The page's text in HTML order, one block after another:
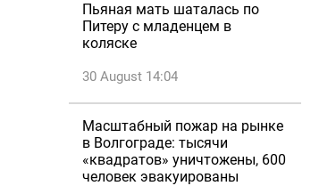
Пьяная мать шаталась по
Питеру с младенцем в
коляске
30 August 14:04
Масштабный пожар на рынке
в Волгограде: тысячи
«квадратов» уничтожены, 600
человек эвакуированы